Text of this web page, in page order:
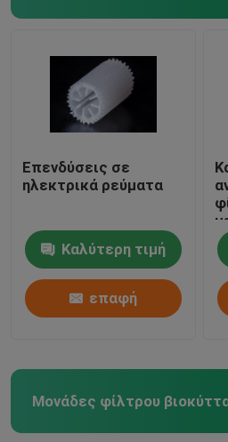
Επενδύσεις σε
ηλεκτρικά ρεύματα
Καλύτερη τιμή
επαφή
Μονάδες φίλτρου